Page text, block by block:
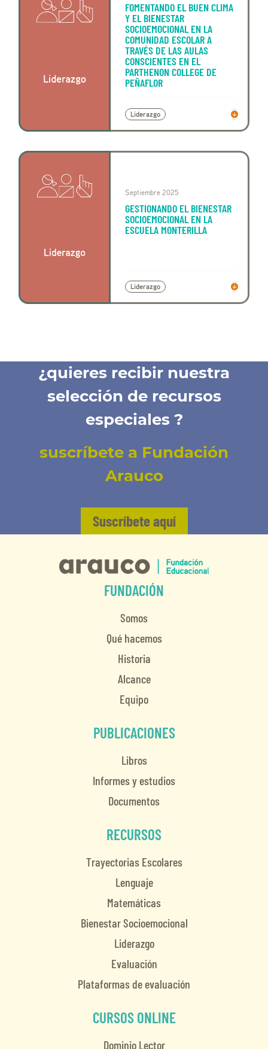
FOMENTANDO EL BUEN CLIMA
Y EL BIENESTAR
SOCIOEMOCIONAL EN LA
COMUNIDAD ESCOLAR A
TRAVÉS DE LAS AULAS
CONSCIENTES EN EL
PARTHENON COLLEGE DE
PEÑAFLOR
Liderazgo
Septiembre 2025
GESTIONANDO EL BIENESTAR
SOCIOEMOCIONAL EN LA
ESCUELA MONTERILLA
Liderazgo
¿quieres recibir nuestra
selección de recursos
especiales ?
suscríbete a Fundación
Arauco
Suscríbete aquí
FUNDACIÓN
Somos
Qué hacemos
Historia
Alcance
Equipo
PUBLICACIONES
Libros
Informes y estudios
Documentos
RECURSOS
Trayectorias Escolares
Lenguaje
Matemáticas
Bienestar Socioemocional
Liderazgo
Evaluación
Plataformas de evaluación
CURSOS ONLINE
Dominio Lector